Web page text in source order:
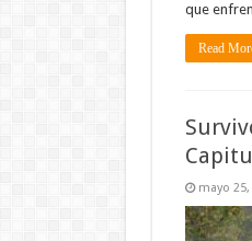
que
Read
mayo 25,